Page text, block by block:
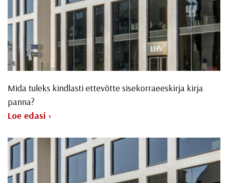
Mida tuleks kindlasti ettevõtte sisekorraeeskirja kirja
panna?
Loe edasi ›